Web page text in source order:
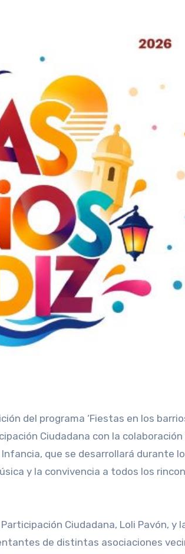
Ciudadana con la colaboración
que se desarrollará durante
y la convivencia a todos los
Ciudadana, Loli Pavón, y
de distintas asociaciones